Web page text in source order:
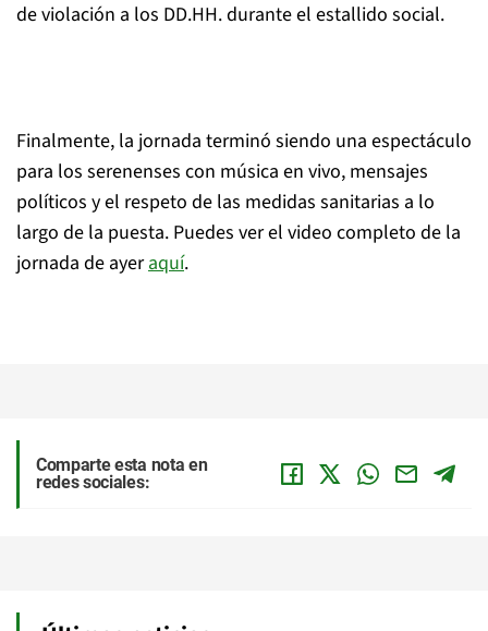
de violación a los DD.HH. durante el estallido social.
Finalmente, la jornada terminó siendo una espectáculo
para los serenenses con música en vivo, mensajes
políticos y el respeto de las medidas sanitarias a lo
largo de la puesta. Puedes ver el video completo de la
jornada de ayeraquí.
Comparte esta nota en
redes sociales: